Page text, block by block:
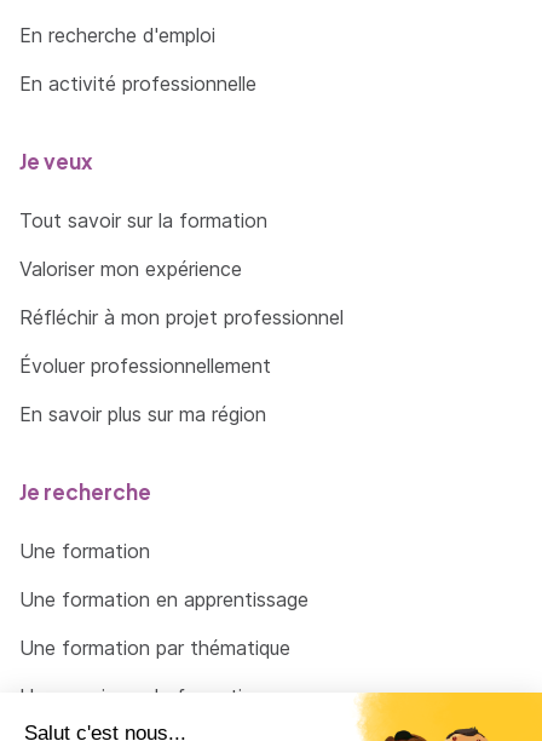
En recherche d'emploi
En activité professionnelle
Je veux
Tout savoir sur la formation
Valoriser mon expérience
Réfléchir à mon projet professionnel
Évoluer professionnellement
En savoir plus sur ma région
Je recherche
Une formation
Une formation en apprentissage
Une formation par thématique
Un organisme de formation